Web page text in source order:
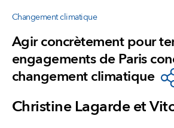
Changement climatique
Agir concrètement pour
engagements de Paris
changement climatique
Christine Lagarde et